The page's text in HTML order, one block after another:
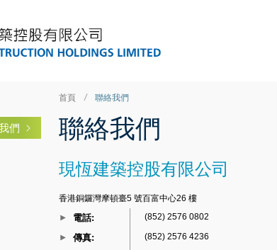
們
首頁 聯絡我們
聯絡我們
現恆建築控股有限公司
香港銅鑼灣摩頓臺5 號百富中心26 樓
電話: (852) 2576 0802
傳真: (852) 2576 4236